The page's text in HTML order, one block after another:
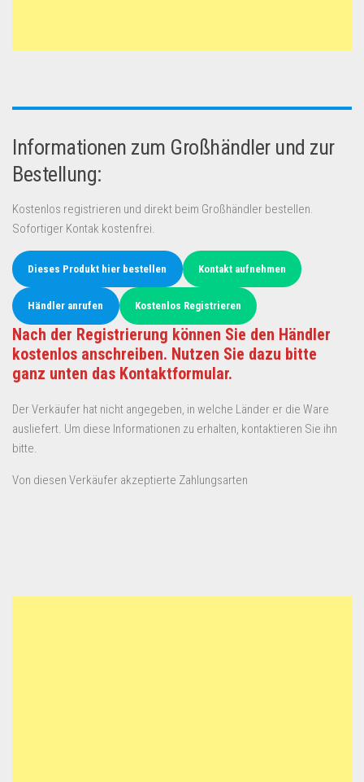
Informationen zum Großhändler und zur
Bestellung:
Kostenlos registrieren und direkt beim Großhändler bestellen.
Sofortiger Kontak kostenfrei.
Dieses Produkt hier bestellen Kontakt aufnehmen
Händler anrufen Kostenlos Registrieren
Nach der Registrierung können Sie den Händler
kostenlos anschreiben. Nutzen Sie dazu bitte
ganz unten das Kontaktformular.
Der Verkäufer hat nicht angegeben, in welche Länder er die Ware
ausliefert. Um diese Informationen zu erhalten, kontaktieren Sie ihn
bitte.
Von diesen Verkäufer akzeptierte Zahlungsarten